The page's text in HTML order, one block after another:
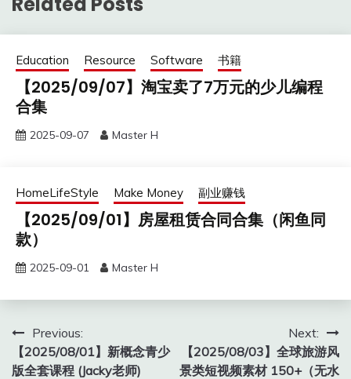
Education Resource Software 书籍
【2025/09/07】淘宝卖了7万元的少儿编程
合集
2025-09-07 Master H
HomeLifeStyle Make Money 副业赚钱
【2025/09/01】房屋租赁合同合集（闲鱼同
款）
2025-09-01 Master H
Post
navigation
Previous:
【2025/08/01】新概念青少
版全套课程 (Jacky老师)
Next:
【2025/08/03】全球旅游风
景类短视频素材 150+（无水